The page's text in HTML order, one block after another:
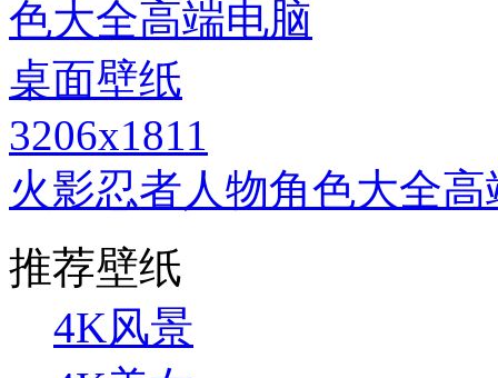
3206x1811
火影忍者人物角色大全
推荐壁纸
4K风景